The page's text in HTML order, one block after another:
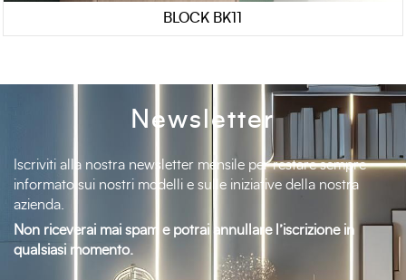
BLOCK BK11
Newsletter
Iscriviti alla nostra newsletter mensile per restare sempre
informato sui nostri modelli e sulle iniziative della nostra
azienda.
Non riceverai mai spam e potrai annullare l’iscrizione in
qualsiasi momento.